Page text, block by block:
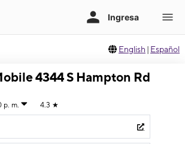
English | Español
4344 S Hampton Rd
p. m. 4.3 ★